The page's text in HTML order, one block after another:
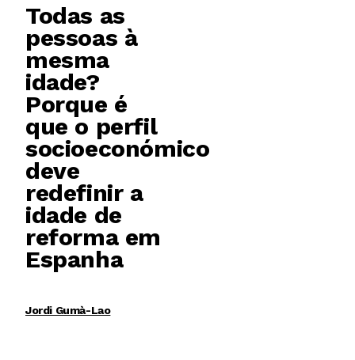
Todas as
pessoas à
mesma
idade?
Porque é
que o perfil
socioeconómico
deve
redefinir a
idade de
reforma em
Espanha
Jordi Gumà-Lao